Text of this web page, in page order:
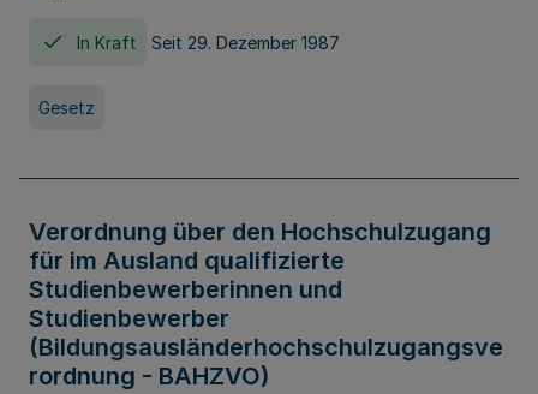
In Kraft Seit 29. Dezember 1987
Gesetz
Verordnung über den Hochschulzugang
für im Ausland qualifizierte
Studienbewerberinnen und
Studienbewerber
(Bildungsausländerhochschulzugangsve
rordnung - BAHZVO)